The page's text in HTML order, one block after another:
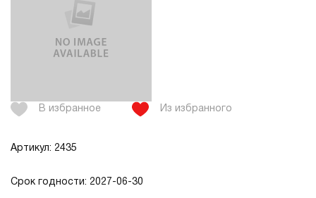
В избранное Из избранного
Артикул: 2435
Срок годности: 2027-06-30